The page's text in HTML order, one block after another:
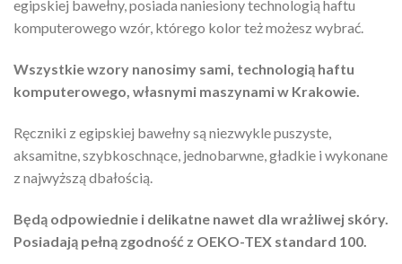
egipskiej bawełny, posiada naniesiony technologią haftu
komputerowego wzór, którego kolor też możesz wybrać.
Wszystkie wzory nanosimy sami, technologią haftu
komputerowego, własnymi maszynami w Krakowie.
Ręczniki z egipskiej bawełny są niezwykle puszyste,
aksamitne, szybkoschnące, jednobarwne, gładkie i wykonane
z najwyższą dbałością.
Będą odpowiednie i delikatne nawet dla wrażliwej skóry.
Posiadają pełną zgodność z OEKO-TEX standard 100.